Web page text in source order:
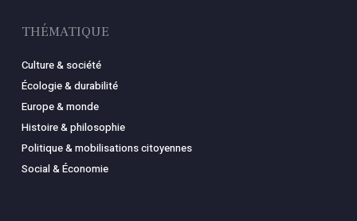
THÉMATIQUE
Culture & société
Écologie & durabilité
Europe & monde
Histoire & philosophie
Politique & mobilisations citoyennes
Social & Économie